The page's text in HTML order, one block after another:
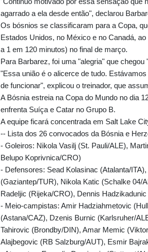
agarrado a ela desde então", declarou
Os bósnios se classificaram para a Copa,
Estados Unidos, no México e no Canadá,
a 1 em 120 minutos) no final de março.
Para Barbarez, foi uma "alegria" que
"Essa união é o alicerce de tudo.
de funcionar", explicou o treinador, que
A Bósnia estreia na Copa do Mundo no dia
enfrenta Suíça e Catar no Grupo B.
A equipe ficará concentrada em Salt Lake
-- Lista dos 26 convocados da Bósnia e
- Goleiros: Nikola Vasilj (St. Pauli/ALE),
Belupo Koprivnica/CRO)
- Defensores: Sead Kolasinac (Atalanta/
(Gaziantep/TUR), Nikola Katic (Schalke 04/
Radeljic (Rijeka/CRO), Dennis
- Meio-campistas: Amir Hadziahmetovic
(Astana/CAZ), Dzenis Burnic (Karlsruher/
Tahirovic (Brondby/DIN), Amar Memic
Alajbegovic (RB Salzburg/AUT), Esmir